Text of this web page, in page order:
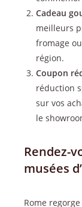
Cadeau
meilleurs
fromage
région.
Coupon
réduction
sur vos
le
Rendez-
musées
Rome